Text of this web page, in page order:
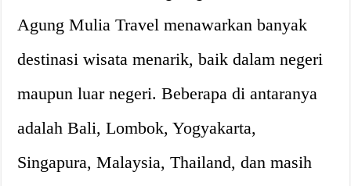
Agung Mulia Travel menawarkan banyak
destinasi wisata menarik, baik dalam negeri
maupun luar negeri. Beberapa di antaranya
adalah Bali, Lombok, Yogyakarta,
Singapura, Malaysia, Thailand, dan masih